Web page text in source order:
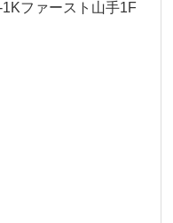
ファースト山手1F